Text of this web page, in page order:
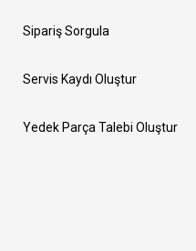
Sipariş Sorgula
Servis Kaydı Oluştur
Yedek Parça Talebi Oluştur